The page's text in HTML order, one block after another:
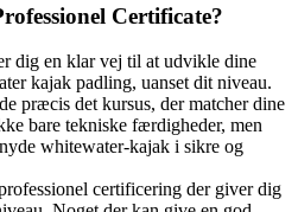
Certificate?
dig en klar vej til at udvikle dine
kajak padling, uanset dit niveau.
præcis det kursus, der matcher dine
bare tekniske færdigheder, men
whitewater-kajak i sikre og
certificering der giver dig